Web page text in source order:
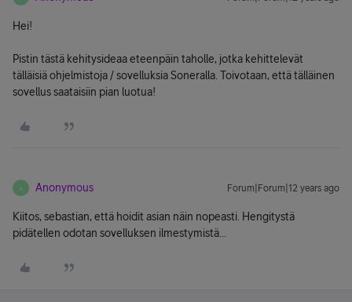
Hei!
Pistin tästä kehitysideaa eteenpäin taholle, jotka kehittelevät
tälläisiä ohjelmistoja / sovelluksia Soneralla. Toivotaan, että tälläinen
sovellus saataisiin pian luotua!
A Anonymous Forum|Forum|12 years ago
Kiitos, sebastian, että hoidit asian näin nopeasti. Hengitystä
pidätellen odotan sovelluksen ilmestymistä...